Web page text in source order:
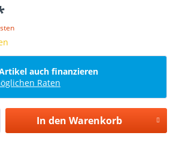
auch finanzieren
Raten
In den Warenkorb